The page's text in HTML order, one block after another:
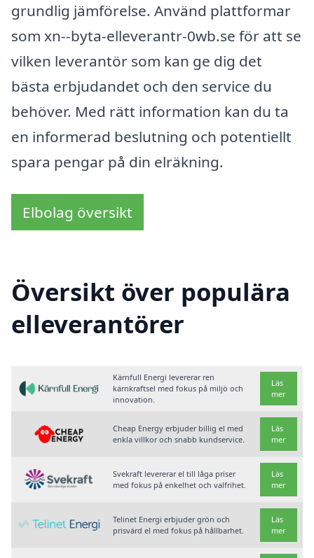
grundlig jämförelse. Använd plattformar
som xn--byta-elleverantr-0wb.se för att se
vilken leverantör som kan ge dig det
bästa erbjudandet och den service du
behöver. Med rätt information kan du ta
en informerad beslutning och potentiellt
spara pengar på din elräkning.
Elbolag översikt
Översikt över populära
elleverantörer
Kärnfull Energi levererar ren
kärnkraftsel med fokus på miljö och
innovation.
Läs
mer
Cheap Energy erbjuder billig el med
enkla villkor och snabb kundservice.
Läs
mer
Svekraft levererar el till låga priser
med fokus på enkelhet och valfrihet.
Läs
mer
Telinet Energi erbjuder grön och
prisvärd el med fokus på hållbarhet.
Läs
mer